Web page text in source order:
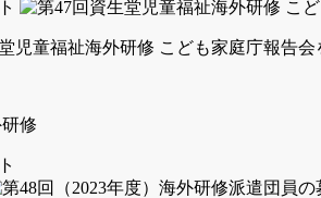
児童福祉海外研修 こども家庭庁報告会
修